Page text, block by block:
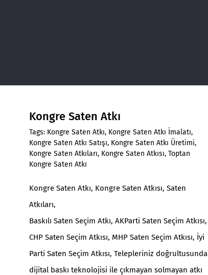
Kongre Saten Atkı
Tags: Kongre Saten Atkı, Kongre Saten Atkı İmalatı,
Kongre Saten Atkı Satışı, Kongre Saten Atkı Üretimi,
Kongre Saten Atkıları, Kongre Saten Atkısı, Toptan
Kongre Saten Atkı
Kongre Saten Atkı, Kongre Saten Atkısı, Saten
Atkıları,
Baskılı Saten Seçim Atkı, AKParti Saten Seçim Atkısı,
CHP Saten Seçim Atkısı, MHP Saten Seçim Atkısı, İyi
Parti Saten Seçim Atkısı, Telepleriniz doğrultusunda
dijital baskı teknolojisi ile çıkmayan solmayan atkı